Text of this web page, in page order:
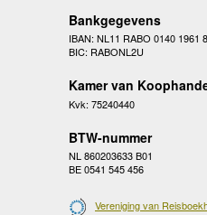
Bankgegevens
IBAN: NL11 RABO 0140 1961
BIC: RABONL2U
Kamer van
Kvk: 75240440
BTW-nummer
NL 860203633 B01
BE 0541 545 456
Vereniging van